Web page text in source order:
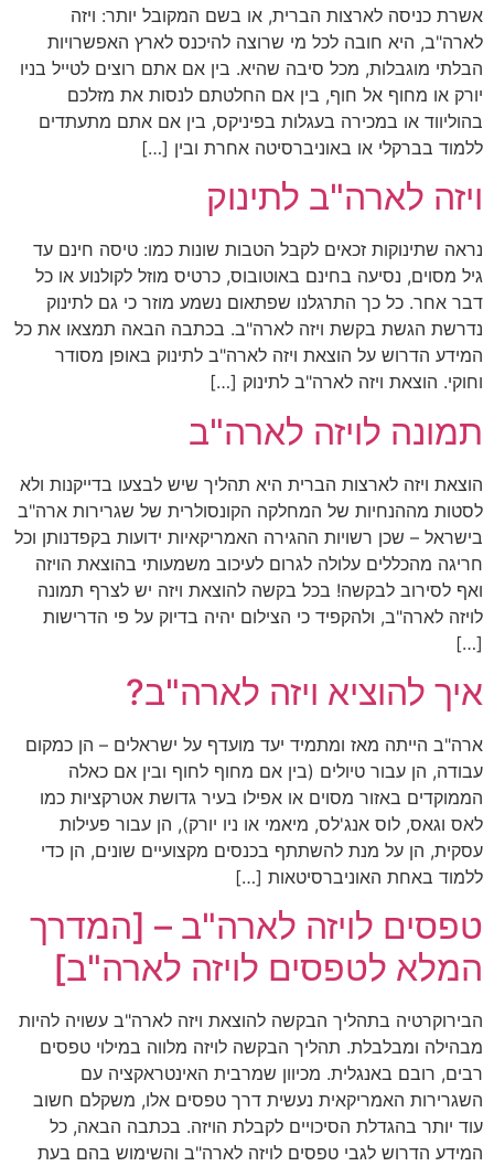
אשרת כניסה לארצות הברית, או בשם המקובל יותר: ויזה
לארה"ב, היא חובה לכל מי שרוצה להיכנס לארץ האפשרויות
הבלתי מוגבלות, מכל סיבה שהיא. בין אם אתם רוצים לטייל בניו
יורק או מחוף אל חוף, בין אם החלטתם לנסות את מזלכם
בהוליווד או במכירה בעגלות בפיניקס, בין אם אתם מתעתדים
ללמוד בברקלי או באוניברסיטה אחרת ובין […]
ויזה לארה"ב לתינוק
נראה שתינוקות זכאים לקבל הטבות שונות כמו: טיסה חינם עד
גיל מסוים, נסיעה בחינם באוטובוס, כרטיס מוזל לקולנוע או כל
דבר אחר. כל כך התרגלנו שפתאום נשמע מוזר כי גם לתינוק
נדרשת הגשת בקשת ויזה לארה"ב. בכתבה הבאה תמצאו את כל
המידע הדרוש על הוצאת ויזה לארה"ב לתינוק באופן מסודר
וחוקי. הוצאת ויזה לארה"ב לתינוק […]
תמונה לויזה לארה"ב
הוצאת ויזה לארצות הברית היא תהליך שיש לבצעו בדייקנות ולא
לסטות מההנחיות של המחלקה הקונסולרית של שגרירות ארה"ב
בישראל – שכן רשויות ההגירה האמריקאיות ידועות בקפדנותן וכל
חריגה מהכללים עלולה לגרום לעיכוב משמעותי בהוצאת הויזה
ואף לסירוב לבקשה! בכל בקשה להוצאת ויזה יש לצרף תמונה
לויזה לארה"ב, ולהקפיד כי הצילום יהיה בדיוק על פי הדרישות
[…]
איך להוציא ויזה לארה"ב?
ארה"ב הייתה מאז ומתמיד יעד מועדף על ישראלים – הן כמקום
עבודה, הן עבור טיולים (בין אם מחוף לחוף ובין אם כאלה
הממוקדים באזור מסוים או אפילו בעיר גדושת אטרקציות כמו
לאס וגאס, לוס אנג'לס, מיאמי או ניו יורק), הן עבור פעילות
עסקית, הן על מנת להשתתף בכנסים מקצועיים שונים, הן כדי
ללמוד באחת האוניברסיטאות […]
טפסים לויזה לארה"ב – [המדרך
המלא לטפסים לויזה לארה"ב]
הבירוקרטיה בתהליך הבקשה להוצאת ויזה לארה"ב עשויה להיות
מבהילה ומבלבלת. תהליך הבקשה לויזה מלווה במילוי טפסים
רבים, רובם באנגלית. מכיוון שמרבית האינטראקציה עם
השגרירות האמריקאית נעשית דרך טפסים אלו, משקלם חשוב
עוד יותר בהגדלת הסיכויים לקבלת הויזה. בכתבה הבאה, כל
המידע הדרוש לגבי טפסים לויזה לארה"ב והשימוש בהם בעת